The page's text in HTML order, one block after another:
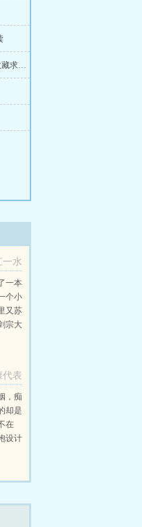
第十六章欺负一个二十多岁年轻人求收藏求追读
一水
一本
个小
又苏
宗大
代表
，痴
却是
在
设计
话，